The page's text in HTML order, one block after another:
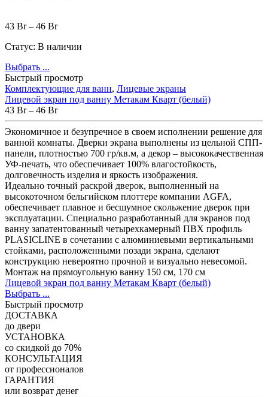
43 Br– 46 Br
Статус: В наличии
Выбрать ...
Быстрый просмотр
Комплектующие для ванн, Лицевые экраны
Лицевой экран под ванну Метакам Кварт (белый)
43 Br– 46 Br
Экономичное и безупречное в своем исполнении решение для
ванной комнаты. Дверки экрана выполнены из цельной СПП-
панели, плотностью 700 гр/кв.м, а декор – высококачественная
УФ-печать, что обеспечивает 100% влагостойкость,
долговечность изделия и яркость изображения.
Идеально точный раскрой дверок, выполненный на
высокоточном бельгийском плоттере компании AGFA,
обеспечивает плавное и бесшумное скольжение дверок при
эксплуатации. Специально разработанный для экранов под
ванну запатентованный четырехкамерный ПВХ профиль
PLASICLINE в сочетании с алюминиевыми вертикальными
стойками, расположенными позади экрана, сделают
конструкцию невероятно прочной и визуально невесомой.
Монтаж на прямоугольную ванну 150 см, 170 см
Лицевой экран под ванну Метакам Кварт (белый)
Выбрать ...
Быстрый просмотр
ДОСТАВКА
до двери
УСТАНОВКА
со скидкой до 70%
КОНСУЛЬТАЦИЯ
от профессионалов
ГАРАНТИЯ
или возврат денег